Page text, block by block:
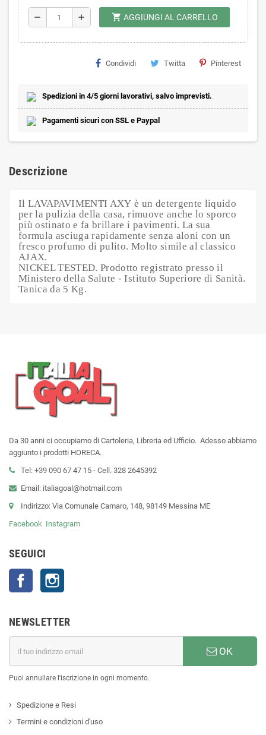
remove add shopping_cart AGGIUNGI AL CARRELLO
Condividi Twitta Pinterest
Spedizioni in 4/5 giorni lavorativi, salvo imprevisti.
Pagamenti sicuri con SSL e Paypal
Descrizione
Il LAVAPAVIMENTI AXY è un detergente liquido
per la pulizia della casa, rimuove anche lo sporco
più ostinato e fa brillare i pavimenti. La sua
formula asciuga rapidamente senza aloni con un
fresco profumo di pulito. Molto simile al classico
AJAX.
NICKEL TESTED. Prodotto registrato presso il
Ministero della Salute - Istituto Superiore di Sanità.
Tanica da 5 Kg.
Da 30 anni ci occupiamo di Cartoleria, Libreria ed Ufficio. Adesso abbiamo
aggiunto i prodotti HORECA.
Tel: +39 090 67 47 15 - Cell. 328 2645392
Email: italiagoal@hotmail.com
Indirizzo: Via Comunale Camaro, 148, 98149 Messina ME
Facebook Instagram
SEGUICI
Facebook
NEWSLETTER
OK
Puoi annullare l'iscrizione in ogni momento.
Spedizione e Resi
Termini e condizioni d'uso